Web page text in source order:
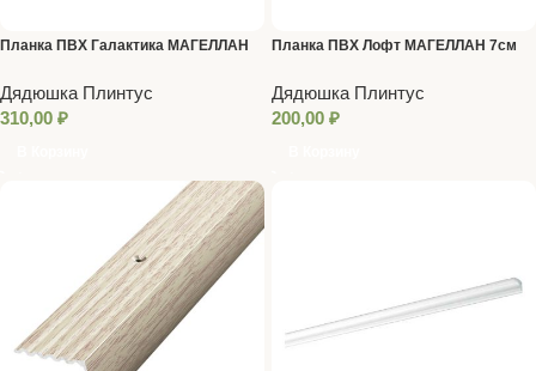
Планка ПВХ Галактика МАГЕЛЛАН
Дядюшка Плинтус
310,00 ₽
Планка ПВХ Лофт МАГЕЛЛАН 7см
Дядюшка Плинтус
200,00 ₽